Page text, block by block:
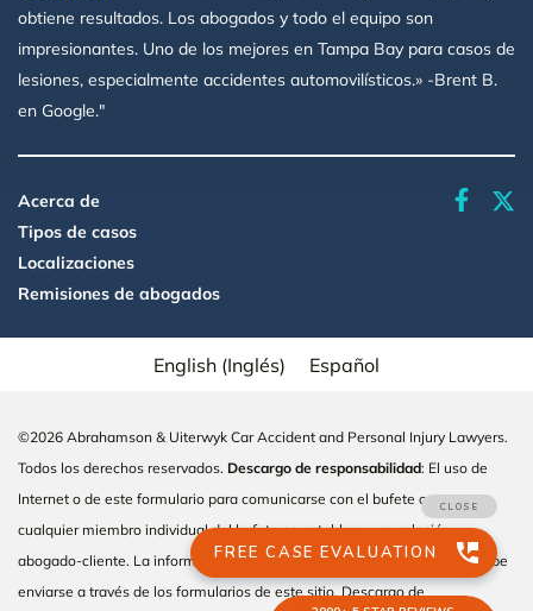
obtiene resultados. Los abogados y todo el equipo son
impresionantes. Uno de los mejores en Tampa Bay para casos de
lesiones, especialmente accidentes automovilísticos.» -Brent B.
en Google."
Acerca de
Tipos de casos
Localizaciones
Remisiones de abogados
English (Inglés) Español
©2026 Abrahamson & Uiterwyk Car Accident and Personal Injury Lawyers.
Todos los derechos reservados. Descargo de responsabilidad: El uso de
Internet o de este formulario para comunicarse con el bufete o con
cualquier miembro individual del bufete no establece una relación
abogado-cliente. La información confidencial o sensible al tiempo no debe
enviarse a través de los formularios de este sitio.Descargo de